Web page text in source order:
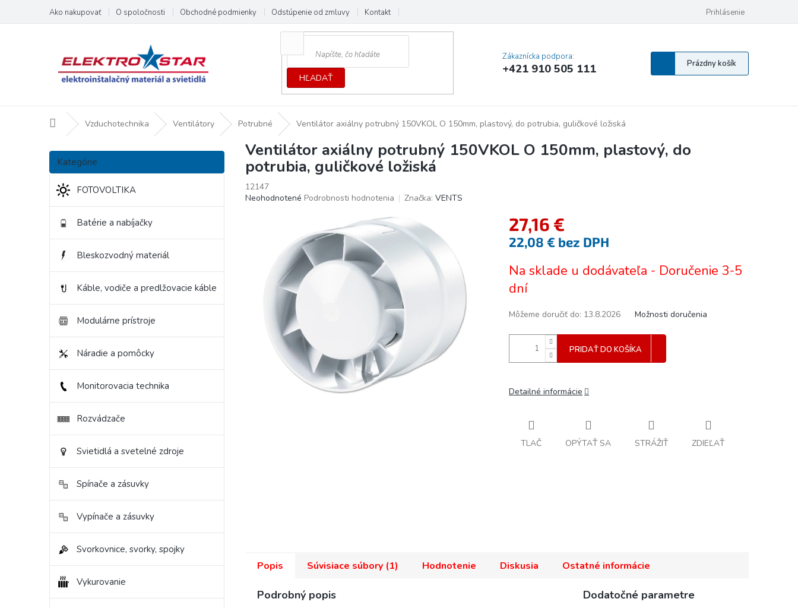
obsah
Ako nakupovať O spoločnosti Obchodné podmienky Odstúpenie od zmluvy Kontakt Vyhlásenie o prístupnosti
Prihlásenie
HĽADAŤ
Zákaznícka podpora:
+421 910 505 111
Nákupný
košík
Prázdny košík
DomovVzduchotechnika Ventilátory Potrubné Ventilátor axiálny potrubný 150VKOL O 150mm, plastový, do potrubia, guličkové ložiská
B
č
n
Preskočiť
kategórie
Kategórie
FOTOVOLTIKA
Batérie a nabíjačky
Bleskozvodný materiál
Káble, vodiče a predlžovacie káble
Modulárne prístroje
Náradie a pomôcky
Monitorovacia technika
Rozvádzače
Svietidlá a svetelné zdroje
Spínače a zásuvky
Vypínače a zásuvky
Svorkovnice, svorky, spojky
Vykurovanie
Ventilátor axiálny potrubný 150VKOL O 150mm, plastový, do
potrubia, guličkové ložiská
12147
Priemerné
hviezdičiek.
Neohodnotené Podrobnosti hodnotenia Značka: VENTS
27,16 €
22,08 € bez DPH
cena:
Na sklade u dodávateľa - Doručenie 3-5
dní
Môžeme doručiť do: 13.8.2026 Možnosti doručenia
PRIDAŤ DO KOŠÍKA
Detailné informácie
TLAČ OPÝTAŤ SA STRÁŽIŤ ZDIEĽAŤ
Popis Súvisiace súbory (1) Hodnotenie Diskusia Ostatné informácie
Podrobný popis Dodatočné parametre